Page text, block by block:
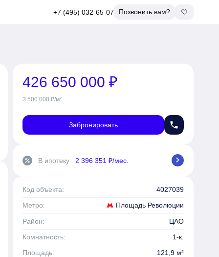
+7 (495) 032-65-07 Позвонить вам?
426 650 000 ₽
3 500 000 ₽/м²
Забронировать phone
percent В ипотеку 2 396 351 ₽/мес. chevron_right
Код объекта: 4027039
Метро: Площадь Революции
Район:
ЦАО
Комнатность:
1-к.
Площадь:
121,9 м²